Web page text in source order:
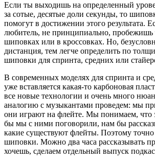
Если ты выходишь на определенный
за сотые, десятые доли секунды, то
помогут в достижении этого результата.
любитель, не принципиально, пробежишь
шиповках или в кроссовках. Но,
дистанция, тем легче определить по
шиповки для спринта, средних или
В современных моделях для спринта и
уже вставляется какая-то карбоновая
все новые технологии и очень много
аналогию с музыкантами проведем: мы
они играют на флейте. Мы понимаем, что
бы мы с ними поговорили, нам бы
какие существуют флейты. Поэтому
шиповки. Можно два часа рассказывать
хочешь, сделаем отдельный выпуск